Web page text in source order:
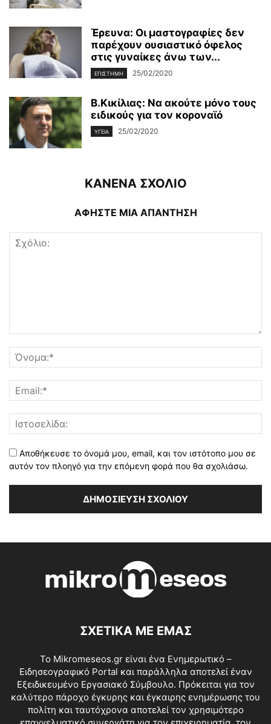
Έρευνα: Οι μαστογραφίες δεν
παρέχουν ουσιαστικό όφελος
στις γυναίκες άνω των...
ΕΠΙΣΤΉΜΗ 25/02/2020
Β.Κικίλιας: Να ακούτε μόνο τους
ειδικούς για τον κοροναϊό
ΥΓΕΊΑ 25/02/2020
ΚΑΝΕΝΑ ΣΧΟΛΙΟ
ΑΦΗΣΤΕ ΜΙΑ ΑΠΑΝΤΗΣΗ
Αποθήκευσε το όνομά μου, email, και τον ιστότοπο μου σε
αυτόν τον πλοηγό για την επόμενη φορά που θα σχολιάσω.
ΣΧΕΤΙΚΑ ΜΕ ΕΜΑΣ
Το Mikromeseos.gr είναι ένα Ενημερωτικό –
Ειδησεογραφικό Portal και παράλληλα αποτελεί έναν
Εξειδικευμένο Εργασιακό Σύμβουλο. Πρόκειται για τον
καλύτερο πάροχο έγκυρης και έγκαιρης ενημέρωσης του
πολίτη και ταυτόχρονα αποτελεί τον χρησιμότερο